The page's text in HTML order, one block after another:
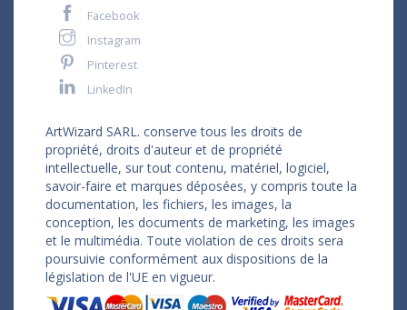
Facebook
Instagram
Pinterest
LinkedIn
ArtWizard SARL. conserve tous les droits de
propriété, droits d'auteur et de propriété
intellectuelle, sur tout contenu, matériel, logiciel,
savoir-faire et marques déposées, y compris toute la
documentation, les fichiers, les images, la
conception, les documents de marketing, les images
et le multimédia. Toute violation de ces droits sera
poursuivie conformément aux dispositions de la
législation de l'UE en vigueur.